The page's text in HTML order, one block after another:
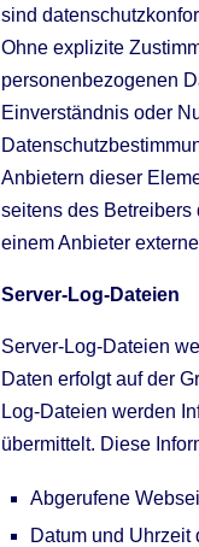
sind
Ohne explizite
personenbezogenen
Einverständnis oder
Anbietern dieser
seitens des Betreibers
einem Anbieter
Server-Log-Dateien
Server-Log-Dateien
Daten erfolgt auf der
Log-Dateien werden
übermittelt. Diese
Abgerufene
Datum und Uhrzeit